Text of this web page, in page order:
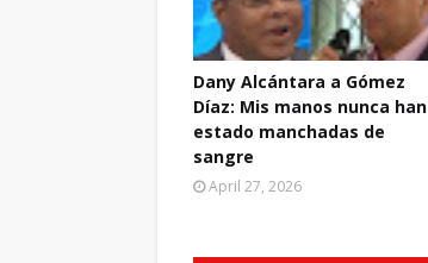
Dany Alcántara a Gómez
Díaz: Mis manos nunca han
estado manchadas de
sangre
April 27, 2026